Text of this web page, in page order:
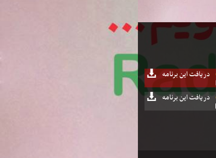
دریافت این برنامه
دریافت این برنامه